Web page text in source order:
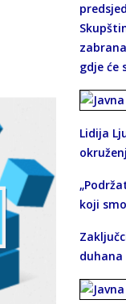
gdje će
Lidija
koji